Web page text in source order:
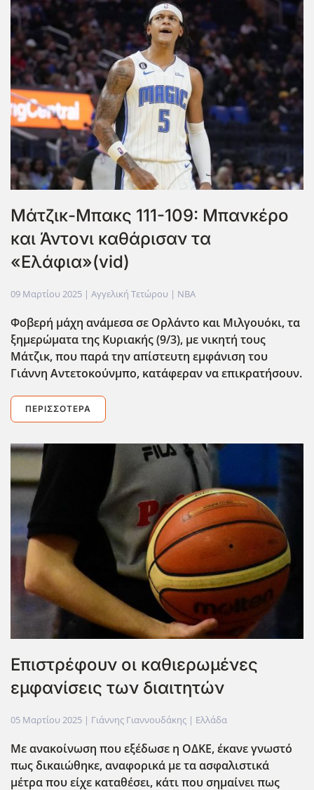
Μάτζικ-Μπακς 111-109: Μπανκέρο
και Άντονι καθάρισαν τα
«Ελάφια»(vid)
09 Μαρτίου 2025 | Αγγελική Τετώρου | NBA
Φοβερή μάχη ανάμεσα σε Ορλάντο και Μιλγουόκι, τα
ξημερώματα της Κυριακής (9/3), με νικητή τους
Μάτζικ, που παρά την απίστευτη εμφάνιση του
Γιάννη Αντετοκούνμπο, κατάφεραν να επικρατήσουν.
ΠΕΡΙΣΣΌΤΕΡΑ
Επιστρέφουν οι καθιερωμένες
εμφανίσεις των διαιτητών
05 Μαρτίου 2025 | Γιάννης Γιαννουδάκης | Ελλάδα
Με ανακοίνωση που εξέδωσε η ΟΔΚΕ, έκανε γνωστό
πως δικαιώθηκε, αναφορικά με τα ασφαλιστικά
μέτρα που είχε καταθέσει, κάτι που σημαίνει πως